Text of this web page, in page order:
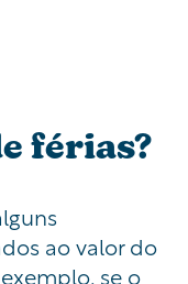
férias?
ao valor do
se o